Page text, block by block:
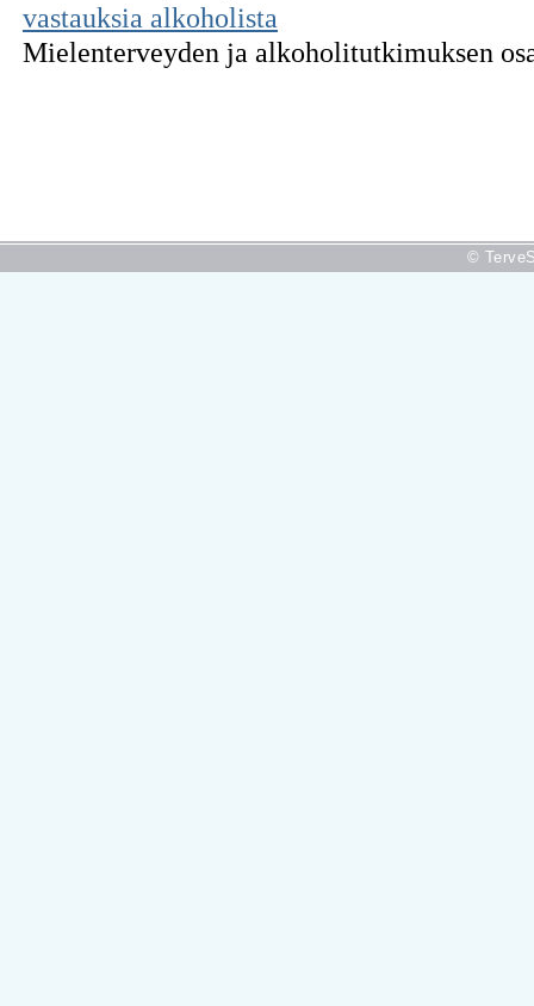
vastauksia alkoholista
Mielenterveyden ja alkoholitutkimuksen
©